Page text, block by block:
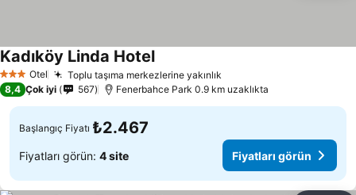
3 YıldızOtel Toplu taşıma merkezlerine yakınlık
Kadıköy Linda Hotel
8,4 Çok iyi 567 Fenerbahce Park 0.9 km uzaklıkta
Başlangıç Fiyatı ₺2.467
Fiyatları görün: 4 site Fiyatları görün